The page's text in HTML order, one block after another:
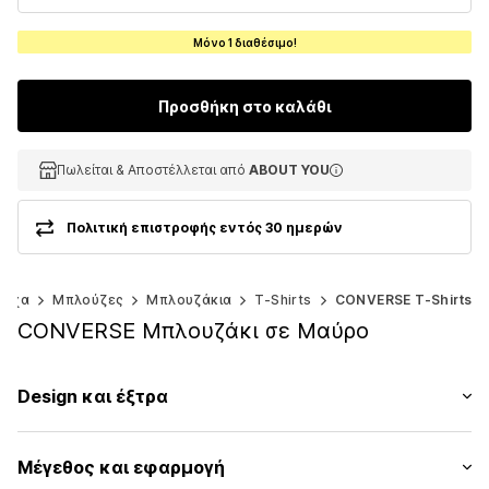
Μόνο 1 διαθέσιμο!
Προσθήκη στο καλάθι
Πωλείται & Αποστέλλεται από ABOUT YOU
Πωλείται & Αποστέλλεται από ABOUT YOU
Πολιτική επιστροφής εντός 30 ημερών
Μπλούζες Μπλουζάκια T-Shirts CONVERSE T-Shirts
CONVERSE Μπλουζάκι σε Μαύρο
Design και έξτρα
Ζέρσεϊ
Μέγεθος και εφαρμογή